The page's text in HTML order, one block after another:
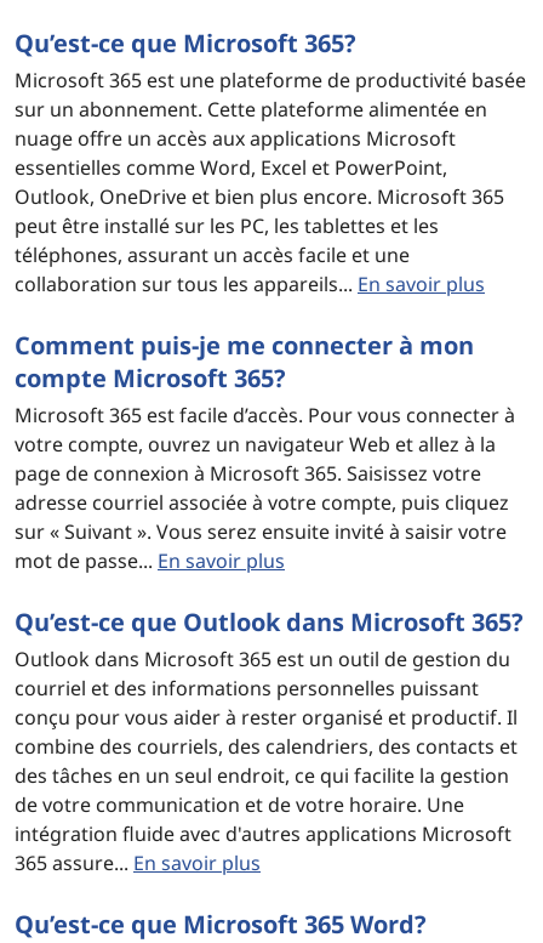
Qu’est-ce que Microsoft 365?
Microsoft 365 est une plateforme de productivité basée
sur un abonnement. Cette plateforme alimentée en
nuage offre un accès aux applications Microsoft
essentielles comme Word, Excel et PowerPoint,
Outlook, OneDrive et bien plus encore. Microsoft 365
peut être installé sur les PC, les tablettes et les
téléphones, assurant un accès facile et une
collaboration sur tous les appareils... En savoir plus
Comment puis-je me connecter à mon
compte Microsoft 365?
Microsoft 365 est facile d’accès. Pour vous connecter à
votre compte, ouvrez un navigateur Web et allez à la
page de connexion à Microsoft 365. Saisissez votre
adresse courriel associée à votre compte, puis cliquez
sur « Suivant ». Vous serez ensuite invité à saisir votre
mot de passe... En savoir plus
Qu’est-ce que Outlook dans Microsoft 365?
Outlook dans Microsoft 365 est un outil de gestion du
courriel et des informations personnelles puissant
conçu pour vous aider à rester organisé et productif. Il
combine des courriels, des calendriers, des contacts et
des tâches en un seul endroit, ce qui facilite la gestion
de votre communication et de votre horaire. Une
intégration fluide avec d'autres applications Microsoft
365 assure... En savoir plus
Qu’est-ce que Microsoft 365 Word?